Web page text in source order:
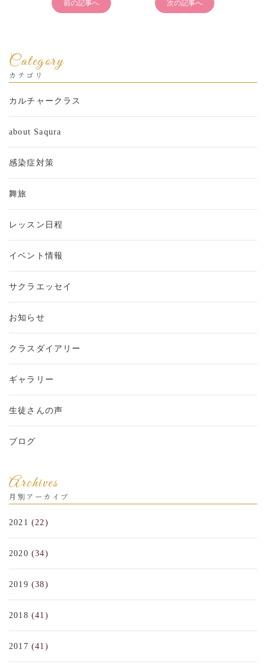
前の記事へ 次の記事へ
Category
カテゴリ
カルチャークラス
about Saqura
感染症対策
舞旅
レッスン日程
イベント情報
サクラエッセイ
お知らせ
クラスダイアリー
ギャラリー
生徒さんの声
ブログ
Archives
月別アーカイブ
2021 (22)
2020 (34)
2019 (38)
2018 (41)
2017 (41)